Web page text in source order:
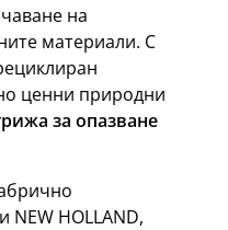
на
материали. С
ценни природни
за опазване
NEW HOLLAND,